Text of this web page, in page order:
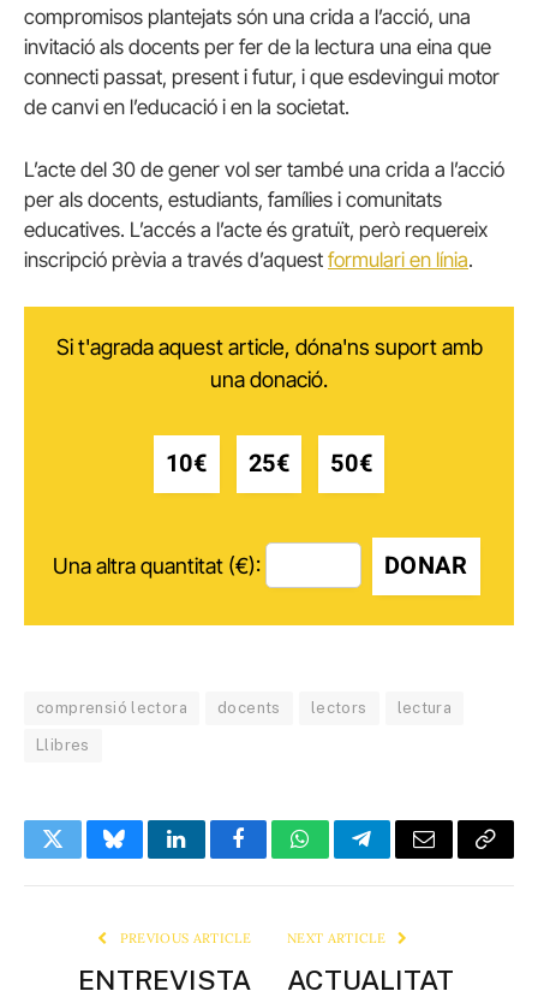
compromisos plantejats són una crida a l’acció, una
invitació als docents per fer de la lectura una eina que
connecti passat, present i futur, i que esdevingui motor
de canvi en l’educació i en la societat.
L’acte del 30 de gener vol ser també una crida a l’acció
per als docents, estudiants, famílies i comunitats
educatives. L’accés a l’acte és gratuït, però requereix
inscripció prèvia a través d’aquest formulari en línia.
Si t'agrada aquest article, dóna'ns suport amb
una donació.
10€ 25€ 50€
Una altra quantitat (€): DONAR
comprensió lectora docents lectors lectura
Llibres
TwitterBlueskyLinkedInFacebookWhatsAppTelegramEmail Copy
PREVIOUS ARTICLE
ENTREVISTA
NEXT ARTICLE
ACTUALITAT